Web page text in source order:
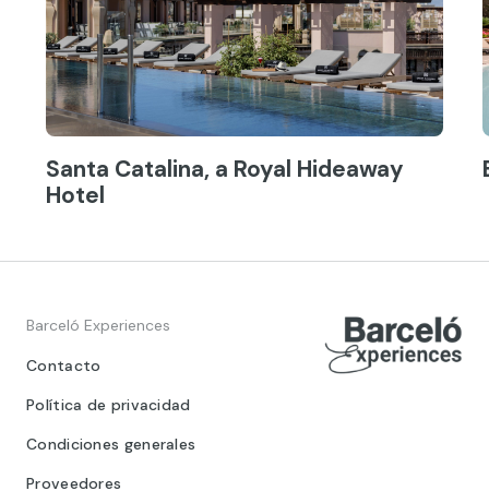
Santa Catalina, a Royal Hideaway
Hotel
Barceló Experiences
Contacto
Política de privacidad
Condiciones generales
Proveedores